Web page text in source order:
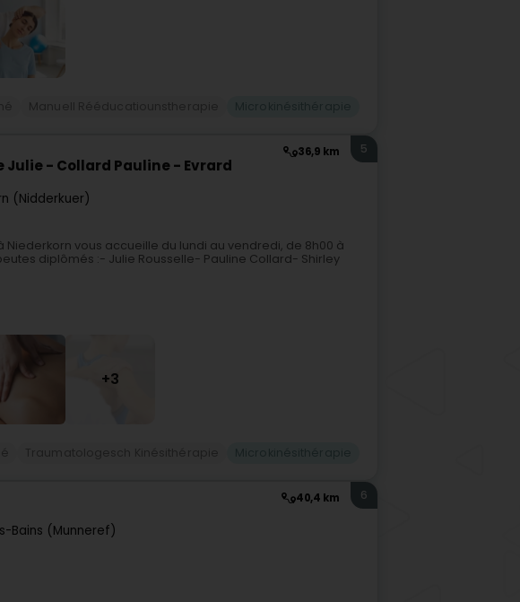
36,9 km
- Collard Pauline - Evrard
(Nidderkuer)
5
Niederkorn vous accueille du lundi au vendredi, de 8h00 à
diplômés :- Julie Rousselle- Pauline Collard- Shirley
+3
40,4 km
Bains (Munneref)
6